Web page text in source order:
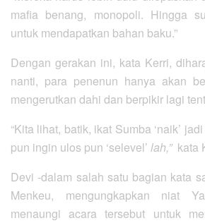
mafia benang, monopoli. Hingga
untuk mendapatkan bahan baku.”
Dengan gerakan ini, kata Kerri,
nanti, para penenun hanya akan
mengerutkan dahi dan berpikir lagi
“Kita lihat, batik, ikat Sumba ‘naik’
pun ingin ulos pun ‘selevel’ lah,” kata
Devi -dalam salah satu bagian kata
Menkeu, mengungkapkan niat
menaungi acara tersebut untuk